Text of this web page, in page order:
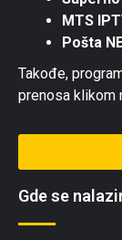
MTS
Pošta
Takođe,
prenosa klikom
Gde se